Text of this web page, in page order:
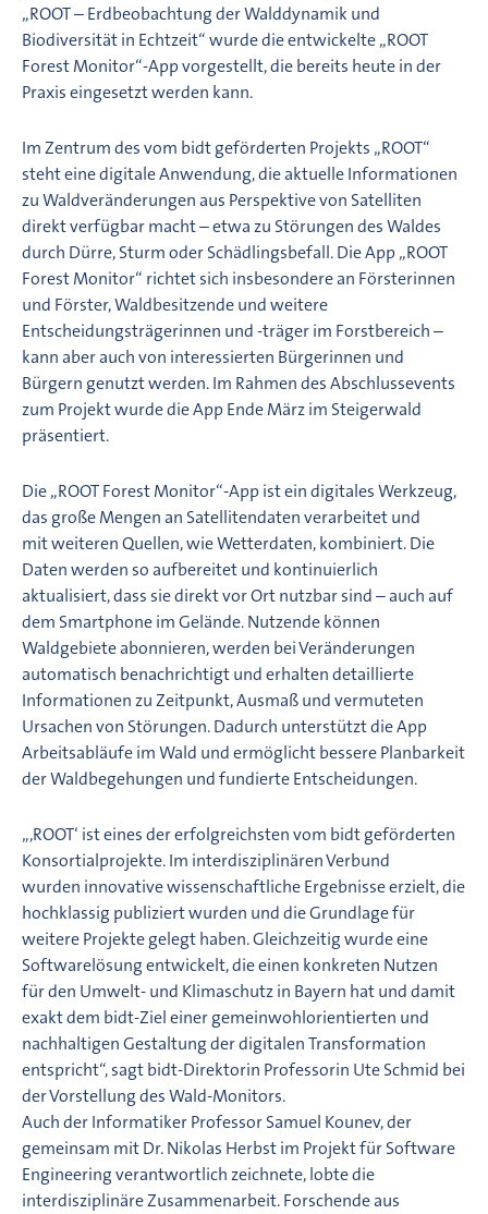
„ROOT – Erdbeobachtung der Walddynamik und
Biodiversität in Echtzeit“ wurde die entwickelte „ROOT
Forest Monitor“-App vorgestellt, die bereits heute in der
Praxis eingesetzt werden kann.
Im Zentrum des vom bidt geförderten Projekts „ROOT“
steht eine digitale Anwendung, die aktuelle Informationen
zu Waldveränderungen aus Perspektive von Satelliten
direkt verfügbar macht – etwa zu Störungen des Waldes
durch Dürre, Sturm oder Schädlingsbefall. Die App „ROOT
Forest Monitor“ richtet sich insbesondere an Försterinnen
und Förster, Waldbesitzende und weitere
Entscheidungsträgerinnen und -träger im Forstbereich –
kann aber auch von interessierten Bürgerinnen und
Bürgern genutzt werden. Im Rahmen des Abschlussevents
zum Projekt wurde die App Ende März im Steigerwald
präsentiert.
Die „ROOT Forest Monitor“-App ist ein digitales Werkzeug,
das große Mengen an Satellitendaten verarbeitet und
mit weiteren Quellen, wie Wetterdaten, kombiniert. Die
Daten werden so aufbereitet und kontinuierlich
aktualisiert, dass sie direkt vor Ort nutzbar sind – auch auf
dem Smartphone im Gelände. Nutzende können
Waldgebiete abonnieren, werden bei Veränderungen
automatisch benachrichtigt und erhalten detaillierte
Informationen zu Zeitpunkt, Ausmaß und vermuteten
Ursachen von Störungen. Dadurch unterstützt die App
Arbeitsabläufe im Wald und ermöglicht bessere Planbarkeit
der Waldbegehungen und fundierte Entscheidungen.
„,ROOT‘ ist eines der erfolgreichsten vom bidt geförderten
Konsortialprojekte. Im interdisziplinären Verbund
wurden innovative wissenschaftliche Ergebnisse erzielt, die
hochklassig publiziert wurden und die Grundlage für
weitere Projekte gelegt haben. Gleichzeitig wurde eine
Softwarelösung entwickelt, die einen konkreten Nutzen
für den Umwelt- und Klimaschutz in Bayern hat und damit
exakt dem bidt-Ziel einer gemeinwohlorientierten und
nachhaltigen Gestaltung der digitalen Transformation
entspricht“, sagt bidt-Direktorin Professorin Ute Schmid bei
der Vorstellung des Wald-Monitors.
Auch der Informatiker Professor Samuel Kounev, der
gemeinsam mit Dr. Nikolas Herbst im Projekt für Software
Engineering verantwortlich zeichnete, lobte die
interdisziplinäre Zusammenarbeit. Forschende aus